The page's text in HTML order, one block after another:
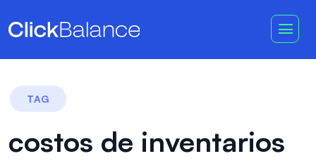
TAG
costos de inventarios